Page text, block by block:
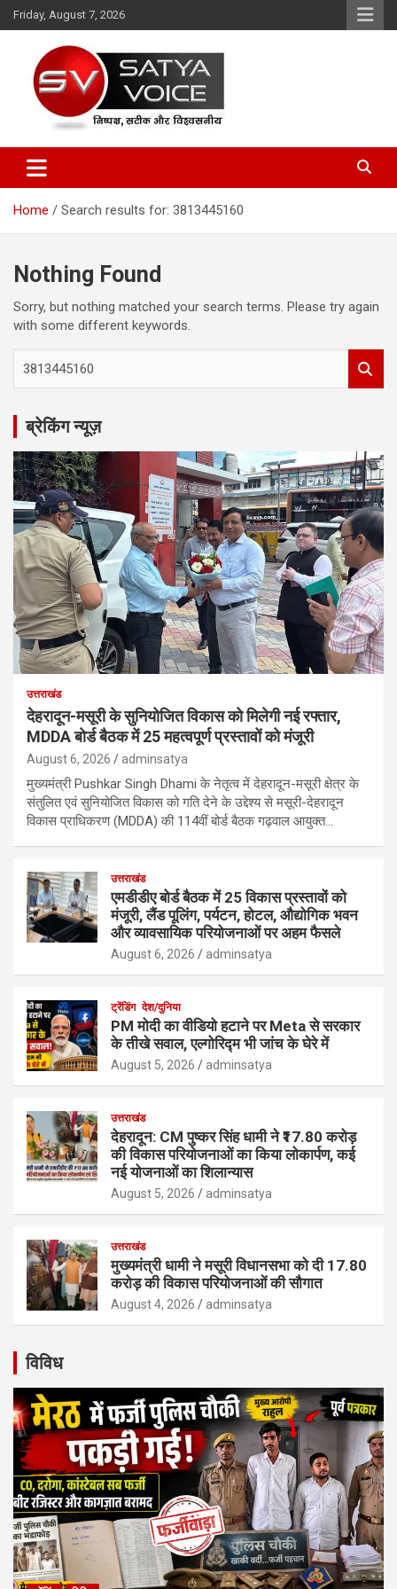
Skip
to
Friday, August 7, 2026
Satya Voice
Home Search results for: 3813445160
Nothing Found
Sorry, but nothing matched your search terms. Please try again
with some different keywords.
r
h
ब्रेकिंग न्यूज़
उत्तराखंड
देहरादून-मसूरी के सुनियोजित विकास को मिलेगी नई रफ्तार,
MDDA बोर्ड बैठक में 25 महत्वपूर्ण प्रस्तावों को मंजूरी
August 6, 2026 adminsatya
मुख्यमंत्री Pushkar Singh Dhami के नेतृत्व में देहरादून-मसूरी क्षेत्र के
संतुलित एवं सुनियोजित विकास को गति देने के उद्देश्य से मसूरी-देहरादून
विकास प्राधिकरण (MDDA) की 114वीं बोर्ड बैठक गढ़वाल आयुक्त…
उत्तराखंड
एमडीडीए बोर्ड बैठक में 25 विकास प्रस्तावों को
मंजूरी, लैंड पूलिंग, पर्यटन, होटल, औद्योगिक भवन
और व्यावसायिक परियोजनाओं पर अहम फैसले
August 6, 2026 adminsatya
ट्रेंडिंग देश/दुनिया
PM मोदी का वीडियो हटाने पर Meta से सरकार
के तीखे सवाल, एल्गोरिद्म भी जांच के घेरे में
August 5, 2026 adminsatya
उत्तराखंड
देहरादून: CM पुष्कर सिंह धामी ने ₹17.80 करोड़
की विकास परियोजनाओं का किया लोकार्पण, कई
नई योजनाओं का शिलान्यास
August 5, 2026 adminsatya
उत्तराखंड
मुख्यमंत्री धामी ने मसूरी विधानसभा को दी 17.80
करोड़ की विकास परियोजनाओं की सौगात
August 4, 2026 adminsatya
विविध